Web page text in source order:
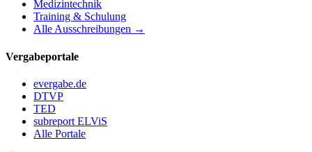
Medizintechnik
Training & Schulung
Alle Ausschreibungen →
Vergabeportale
evergabe.de
DTVP
TED
subreport ELViS
Alle Portale